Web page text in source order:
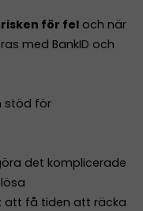
för fel och när
med BankID och
stöd för
det komplicerade
att få tiden att räcka